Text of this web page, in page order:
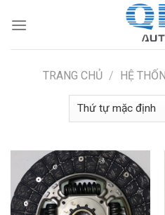
TRANG CHỦ / HỆ